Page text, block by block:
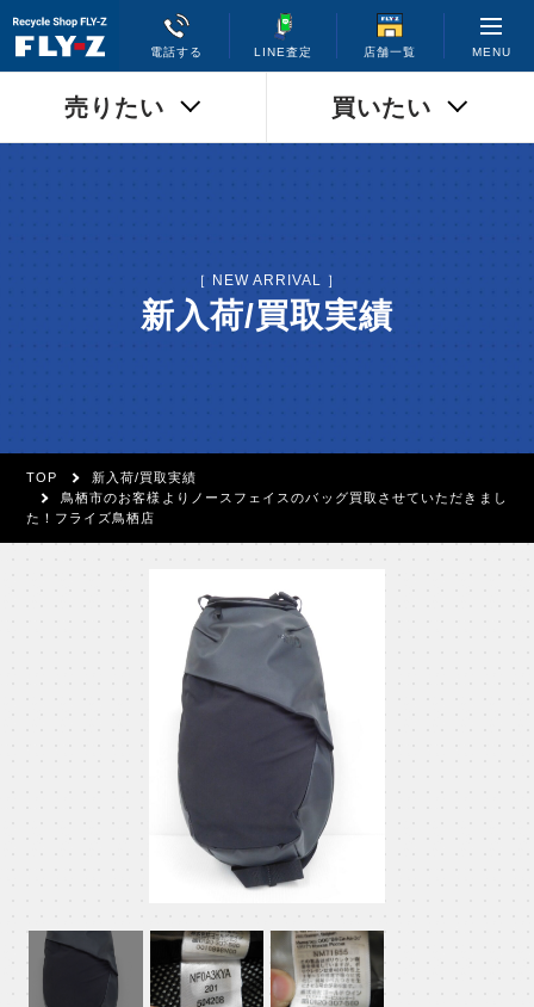
電話する LINE査定 店舗一覧 MENU
売りたい 買いたい
［ NEW ARRIVAL ］
新入荷/買取実績
TOP
新入荷/買取実績
鳥栖市のお客様よりノースフェイスのバッグ買取させていただきまし
た！フライズ鳥栖店